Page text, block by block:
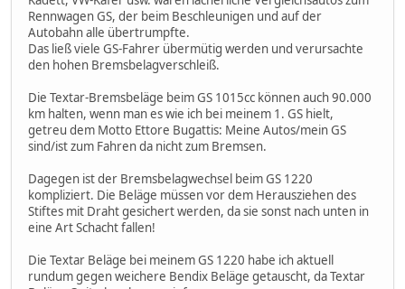
Rennwagen GS, der beim Beschleunigen und auf der
Autobahn alle übertrumpfte.
Das ließ viele GS-Fahrer übermütig werden und verursachte
den hohen Bremsbelagverschleiß.
Die Textar-Bremsbeläge beim GS 1015cc können auch 90.000
km halten, wenn man es wie ich bei meinem 1. GS hielt,
getreu dem Motto Ettore Bugattis: Meine Autos/mein GS
sind/ist zum Fahren da nicht zum Bremsen.
Dagegen ist der Bremsbelagwechsel beim GS 1220
kompliziert. Die Beläge müssen vor dem Herausziehen des
Stiftes mit Draht gesichert werden, da sie sonst nach unten in
eine Art Schacht fallen!
Die Textar Beläge bei meinem GS 1220 habe ich aktuell
rundum gegen weichere Bendix Beläge getauscht, da Textar